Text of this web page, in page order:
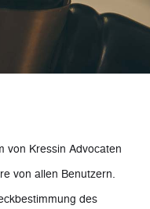
von Kressin Advocaten
von allen Benutzern.
des